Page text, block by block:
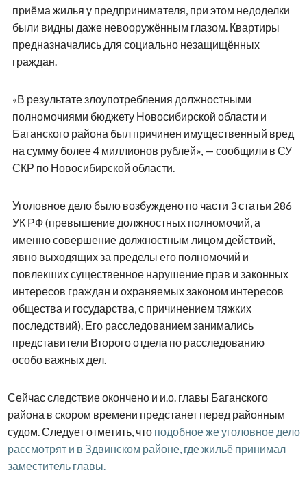
приёма жилья у предпринимателя, при этом недоделки
были видны даже невооружённым глазом. Квартиры
предназначались для социально незащищённых
граждан.
«В результате злоупотребления должностными
полномочиями бюджету Новосибирской области и
Баганского района был причинен имущественный вред
на сумму более 4 миллионов рублей», — сообщили в СУ
СКР по Новосибирской области.
Уголовное дело было возбуждено по части 3 статьи 286
УК РФ (превышение должностных полномочий, а
именно совершение должностным лицом действий,
явно выходящих за пределы его полномочий и
повлекших существенное нарушение прав и законных
интересов граждан и охраняемых законом интересов
общества и государства, с причинением тяжких
последствий). Его расследованием занимались
представители Второго отдела по расследованию
особо важных дел.
Сейчас следствие окончено и и.о. главы Баганского
района в скором времени предстанет перед районным
судом. Следует отметить, что подобное же уголовное дело
рассмотрят и в Здвинском районе, где жильё принимал
заместитель главы.